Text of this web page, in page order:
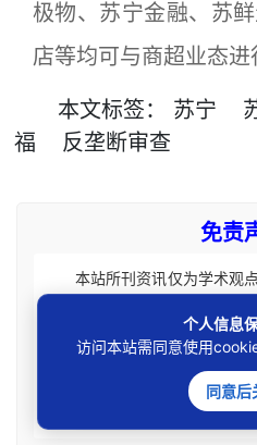
极物、苏宁金融、苏
店等均可与商超业态进
本文标签： 苏宁
福
反垄断审查
免责
本站所刊资讯仅为学术观
搬硬套处理具体个案纠纷，由
自担全责。如您有相关法律事
业律师获取针对性法律意见
人，如涉及您的权益可联系处
个人信息
访问本站需同意使用
同意后